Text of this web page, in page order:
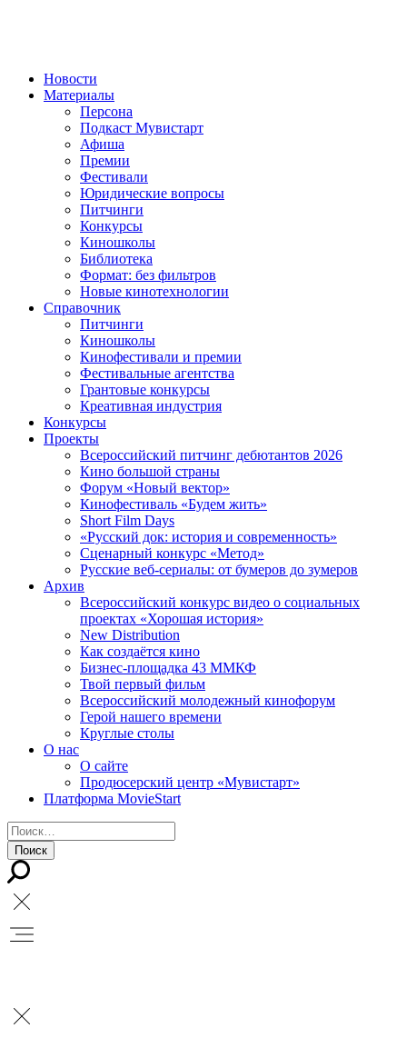
Новости
Материалы
Персона
Подкаст Мувистарт
Афиша
Премии
Фестивали
Юридические вопросы
Питчинги
Конкурсы
Киношколы
Библиотека
Формат: без фильтров
Новые кинотехнологии
Справочник
Питчинги
Киношколы
Кинофестивали и премии
Фестивальные агентства
Грантовые конкурсы
Креативная индустрия
Конкурсы
Проекты
Всероссийский питчинг дебютантов 2026
Кино большой страны
Форум «Новый вектор»
Кинофестиваль «Будем жить»
Short Film Days
«Русский док: история и современность»
Сценарный конкурс «Метод»
Русские веб-сериалы: от бумеров до зумеров
Архив
Всероссийский конкурс видео о социальных
проектах «Хорошая история»
New Distribution
Как создаётся кино
Бизнес-площадка 43 ММКФ
Твой первый фильм
Всероссийский молодежный кинофорум
Герой нашего времени
Круглые столы
О нас
О сайте
Продюсерский центр «Мувистарт»
Платформа MovieStart